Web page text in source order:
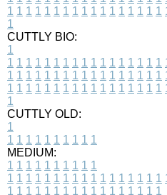
1 1 1 1 1 1 1 1 1 1 1 1 1 1 1 1 1
1
CUTTLY BIO:
1
1 1 1 1 1 1 1 1 1 1 1 1 1 1 1 1 1
1 1 1 1 1 1 1 1 1 1 1 1 1 1 1 1 1
1 1 1 1 1 1 1 1 1 1 1 1 1 1 1 1 1
1
CUTTLY OLD:
1
1 1 1 1 1 1 1 1 1 1
MEDIUM:
1 1 1 1 1 1 1 1 1 1
1 1 1 1 1 1 1 1 1 1 1 1 1 1 1 1 1
1 1 1 1 1 1 1 1 1 1 1 1 1 1 1 1 1